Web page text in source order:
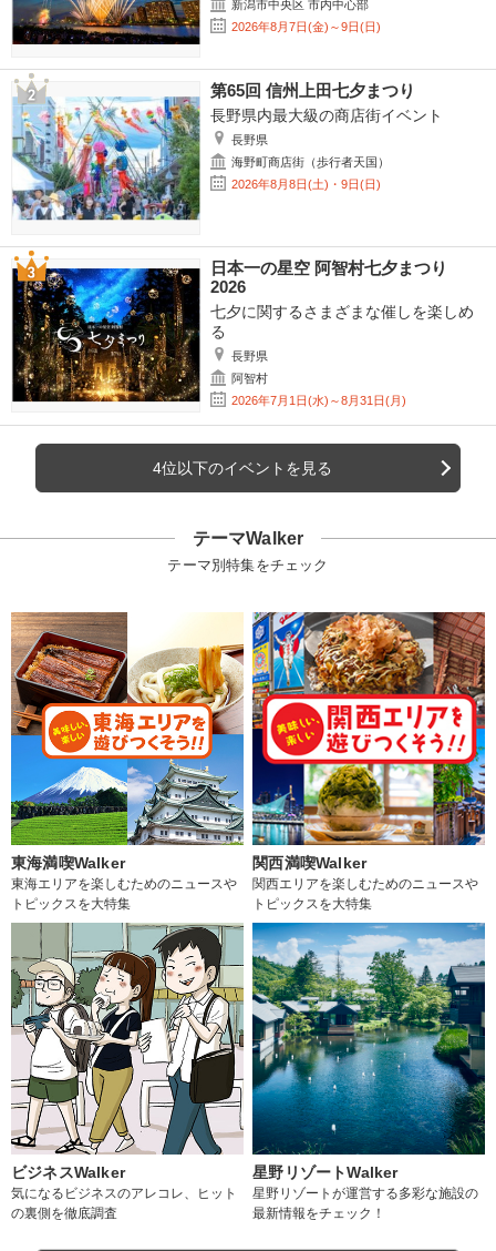
新潟市中央区 市内中心部
2026年8月7日(金)～9日(日)
第65回 信州上田七夕まつり
長野県内最大級の商店街イベント
長野県
海野町商店街（歩行者天国）
2026年8月8日(土)・9日(日)
日本一の星空 阿智村七夕まつり
2026
七夕に関するさまざまな催しを楽しめ
る
長野県
阿智村
2026年7月1日(水)～8月31日(月)
4位以下のイベントを見る
テーマWalker
テーマ別特集をチェック
東海満喫Walker
東海エリアを楽しむためのニュースや
トピックスを大特集
関西満喫Walker
関西エリアを楽しむためのニュースや
トピックスを大特集
ビジネスWalker
気になるビジネスのアレコレ、ヒット
の裏側を徹底調査
星野リゾートWalker
星野リゾートが運営する多彩な施設の
最新情報をチェック！